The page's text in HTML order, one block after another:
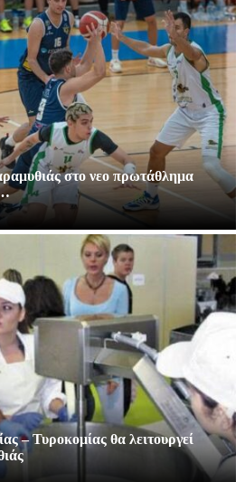
στο νεο πρωτάθλημα
– Τυροκομίας θα λειτουργεί